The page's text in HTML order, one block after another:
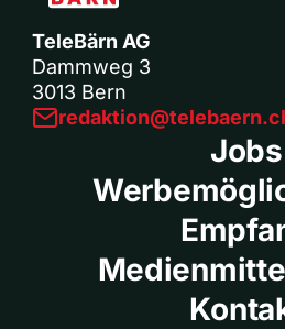
TeleBärn AG
Dammweg 3
3013 Bern
Jobs